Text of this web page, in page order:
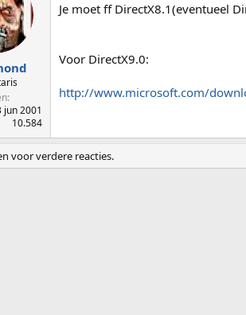
jun 2001
10.584
Je moet ff DirectX8.1(eventueel
Voor DirectX9.0:
http://www.microsoft.com/
voor verdere reacties.